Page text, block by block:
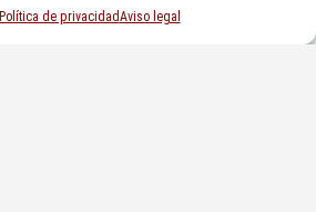
Política de privacidadAviso legal